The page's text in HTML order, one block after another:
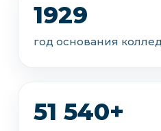
1929
год основания
51 540+